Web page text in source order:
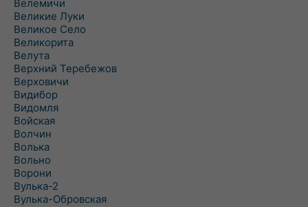
Велемичи
Великие Луки
Великое Село
Великорита
Велута
Верхний Теребежов
Верховичи
Видибор
Видомля
Войская
Волчин
Волька
Вольно
Ворони
Вулька-2
Вулька-Обровская